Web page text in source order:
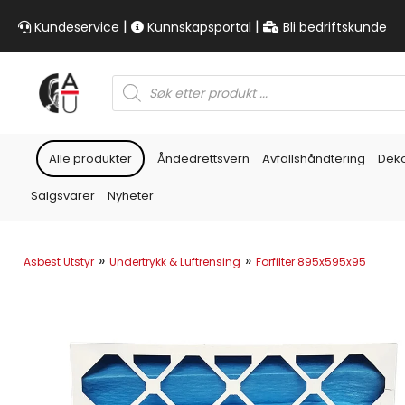
Kundeservice | Kunnskapsportal | Bli bedriftskunde
Products
search
Alle produkter Åndedrettsvern Avfallshåndtering
Salgsvarer Nyheter
Asbest Utstyr » Undertrykk & Luftrensing » Forfilter 895x595x95